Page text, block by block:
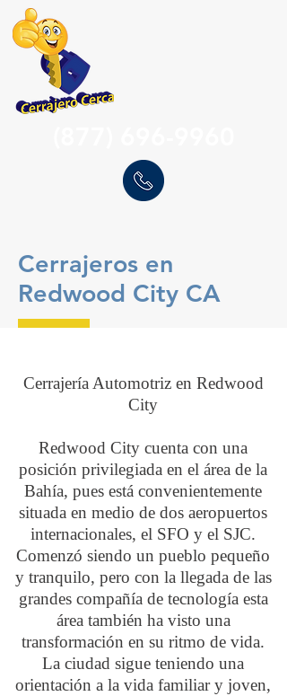
Cerrajeros en
Redwood City CA
Cerrajería Automotriz en Redwood
City
Redwood City cuenta con una
posición privilegiada en el área de la
Bahía, pues está convenientemente
situada en medio de dos aeropuertos
internacionales, el SFO y el SJC.
Comenzó siendo un pueblo pequeño
y tranquilo, pero con la llegada de las
grandes compañía de tecnología esta
área también ha visto una
transformación en su ritmo de vida.
La ciudad sigue teniendo una
orientación a la vida familiar y joven,